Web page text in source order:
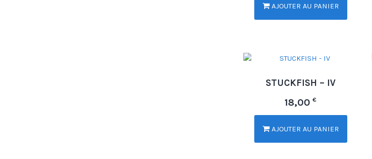
AJOUTER AU PANIER
STUCKFISH – IV
18,00 €
AJOUTER AU PANIER